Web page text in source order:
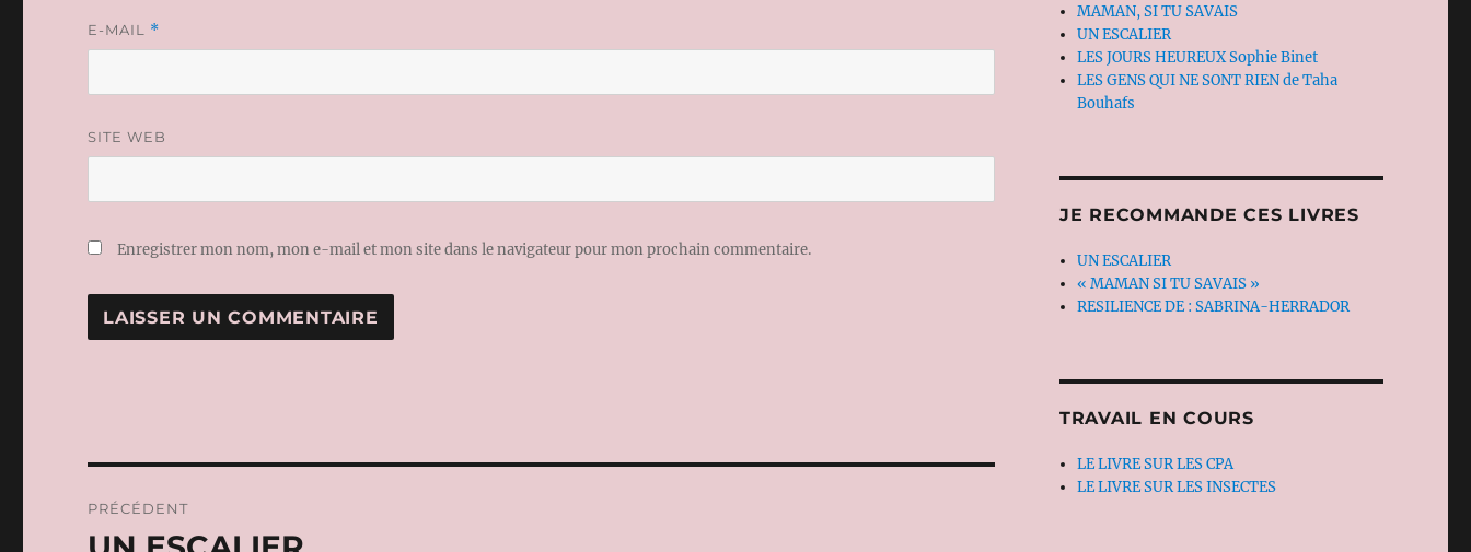
E-MAIL *
SITE WEB
Enregistrer mon nom, mon e-mail et mon site dans le navigateur pour mon prochain commentaire.
de
PRÉCÉDENT
Publication
MAMAN, SI TU SAVAIS
UN ESCALIER
LES JOURS HEUREUX Sophie Binet
LES GENS QUI NE SONT RIEN de Taha
Bouhafs
JE RECOMMANDE CES LIVRES
UN ESCALIER
« MAMAN SI TU SAVAIS »
RESILIENCE DE : SABRINA-HERRADOR
TRAVAIL EN COURS
LE LIVRE SUR LES CPA
LE LIVRE SUR LES INSECTES